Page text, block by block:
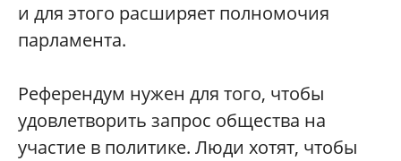
и для этого расширяет полномочия
парламента.
Референдум нужен для того, чтобы
удовлетворить запрос общества на
участие в политике. Люди хотят, чтобы